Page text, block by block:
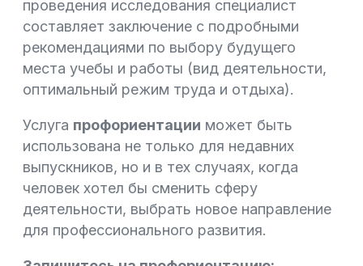
проведения исследования специалист
составляет заключение с подробными
рекомендациями по выбору будущего
места учебы и работы (вид деятельности,
оптимальный режим труда и отдыха).
Услуга профориентации может быть
использована не только для недавних
выпускников, но и в тех случаях, когда
человек хотел бы сменить сферу
деятельности, выбрать новое направление
для профессионального развития.